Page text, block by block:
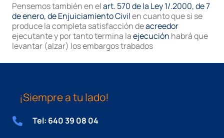
Pensemos también en elart. 570 de la Ley 1/.2000, de 7
de enero, de Enjuiciamiento Civilen cuanto que si se
produce la completa satisfacción deacreedor
ejecutante y por tanto termina laejecución habrá que
levantar (alzar) los embargos trabados
¡Siempre a tu lado!
Tel: 640 39 08 04